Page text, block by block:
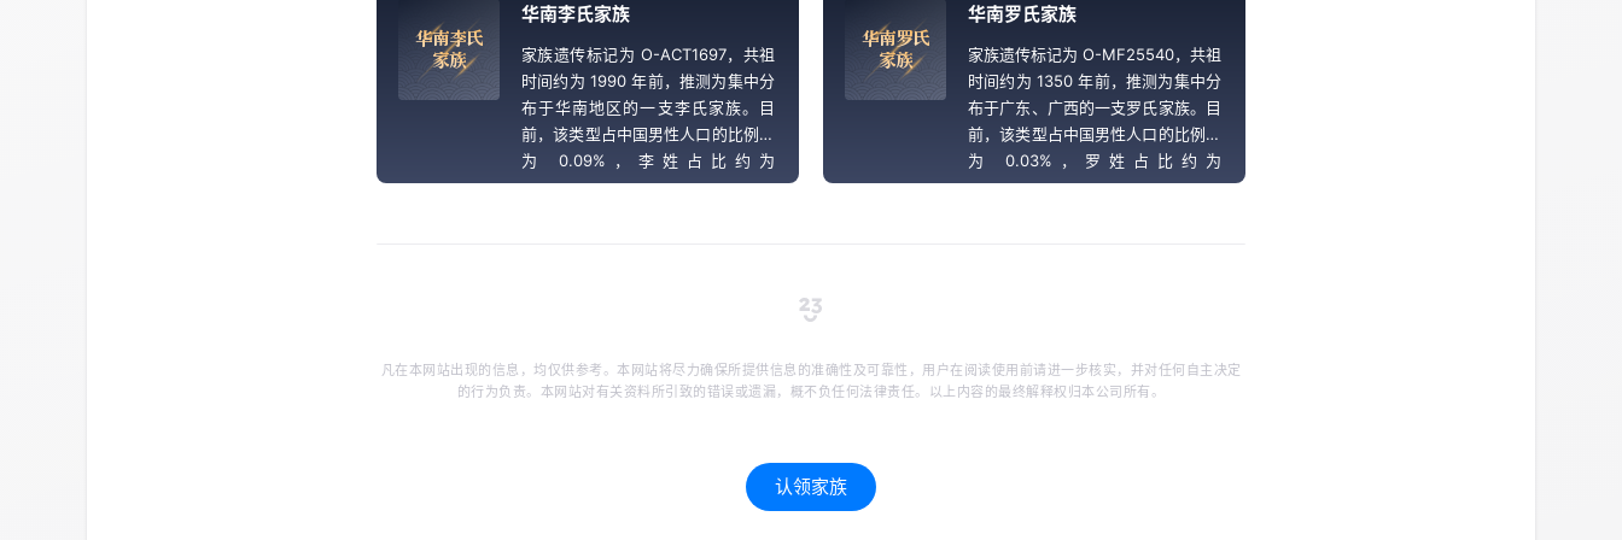
华南李氏
家族
华南李氏家族
家族遗传标记为 O-ACT1697，共祖
时间约为 1990 年前，推测为集中分
布于华南地区的一支李氏家族。目
前，该类型占中国男性人口的比例约
为 0.09%，李姓占比约为
{sRatio}。
华南罗氏
家族
华南罗氏家族
家族遗传标记为 O-MF25540，共祖
时间约为 1350 年前，推测为集中分
布于广东、广西的一支罗氏家族。目
前，该类型占中国男性人口的比例约
为 0.03%，罗姓占比约为
{sRatio}。
凡在本网站出现的信息，均仅供参考。本网站将尽力确保所提供信息的准确性及可靠性，用户在阅读使用前请进一步核实，并对任何自主决定
的行为负责。本网站对有关资料所引致的错误或遗漏，概不负任何法律责任。以上内容的最终解释权归本公司所有。
认领家族